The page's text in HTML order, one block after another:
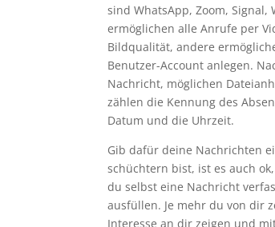
sind WhatsApp, Zoom, Signal,
ermöglichen alle Anrufe per
Bildqualität, andere
Benutzer-Account anlegen.
Nachricht, möglichen
zählen die Kennung des
Datum und die Uhrzeit.
Gib dafür deine Nachrichten
schüchtern bist, ist es auch
du selbst eine Nachricht
ausfüllen. Je mehr du von dir
Interesse an dir zeigen und